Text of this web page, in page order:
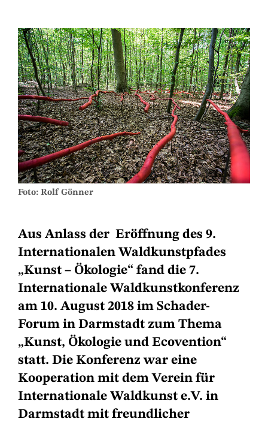
Foto: Rolf Gönner
Aus Anlass der Eröffnung des 9.
Internationalen Waldkunstpfades
„Kunst – Ökologie“ fand die 7.
Internationale Waldkunstkonferenz
am 10. August 2018 im Schader-
Forum in Darmstadt zum Thema
„Kunst, Ökologie und Ecovention“
statt. Die Konferenz war eine
Kooperation mit dem Verein für
Internationale Waldkunst e.V. in
Darmstadt mit freundlicher